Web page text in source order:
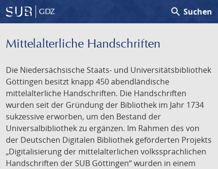
GDZ search Suchen
Mittelalterliche Handschriften
Die Niedersächsische Staats- und Universitätsbibliothek
Göttingen besitzt knapp 450 abendländische
mittelalterliche Handschriften. Die Handschriften
wurden seit der Gründung der Bibliothek im Jahr 1734
sukzessive erworben, um den Bestand der
Universalbibliothek zu ergänzen. Im Rahmen des von
der Deutschen Digitalen Bibliothek geförderten Projekts
„Digitalisierung der mittelalterlichen volkssprachlichen
Handschriften der SUB Göttingen“ wurden in einem